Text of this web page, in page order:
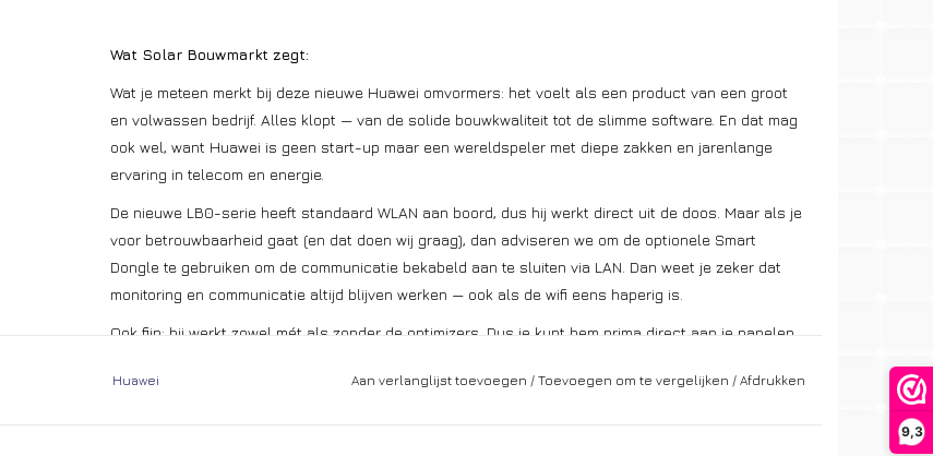
9,3
Wat Solar Bouwmarkt zegt:
Wat je meteen merkt bij deze nieuwe Huawei omvormers: het voelt als een product van een groot
en volwassen bedrijf. Alles klopt — van de solide bouwkwaliteit tot de slimme software. En dat mag
ook wel, want Huawei is geen start-up maar een wereldspeler met diepe zakken en jarenlange
ervaring in telecom en energie.
De nieuwe LB0-serie heeft standaard WLAN aan boord, dus hij werkt direct uit de doos. Maar als je
voor betrouwbaarheid gaat (en dat doen wij graag), dan adviseren we om de optionele Smart
Dongle te gebruiken om de communicatie bekabeld aan te sluiten via LAN. Dan weet je zeker dat
monitoring en communicatie altijd blijven werken — ook als de wifi eens haperig is.
Ook fijn: hij werkt zowel mét als zonder de optimizers. Dus je kunt hem prima direct aan je panelen
optimizers erbij.
Huawei Aan verlanglijst toevoegen / Toevoegen om te vergelijken / Afdrukken